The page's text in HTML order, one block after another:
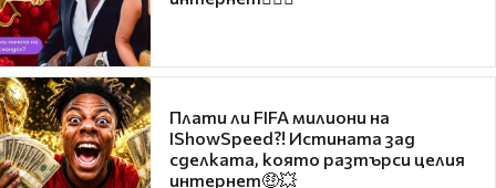
Плати ли FIFA милиони на
IShowSpeed?! Истината зад
сделката, която разтърси целия
интернет🤑💥